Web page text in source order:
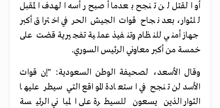
أو القتل لن تنجح بعدما أصبح رأسه الهدف المقبل
للثوار، بعد نجاح قوات الجيش الحر في اختراق أكبر
جهاز أمني للنظام وتنفيذ عملية تفجيرية قضت على
خمسة من أكبر معاوني الرئيس السوري.
وقال الأسعد، لصحيفة الوطن السعودية: "إن قوات
الأسد لن تنجح في استعادة المواقع التي سيطر عليها
الثوار الذين يسعون للسيطرة على المباني الرئيسة